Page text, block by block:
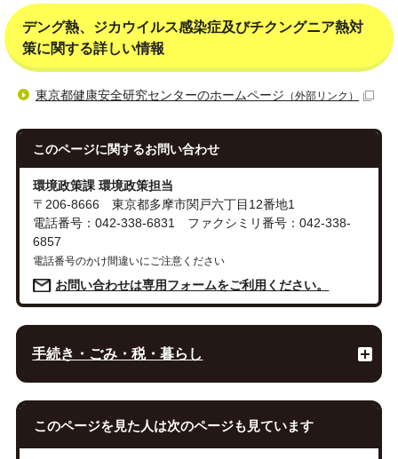
デング熱、ジカウイルス感染症及びチクングニア熱対
策に関する詳しい情報
東京都健康安全研究センターのホームページ （外部リンク）
このページに関するお問い合わせ
環境政策課 環境政策担当
〒206-8666 東京都多摩市関戸六丁目12番地1
電話番号：042-338-6831 ファクシミリ番号：042-338-
6857
電話番号のかけ間違いにご注意ください
お問い合わせは専用フォームをご利用ください。
手続き・ごみ・税・暮らし
このページを見た人は次のページも見ています